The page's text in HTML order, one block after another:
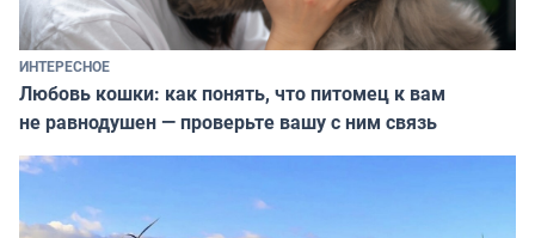
ИНТЕРЕСНОЕ
Любовь кошки: как понять, что питомец к вам
не равнодушен — проверьте вашу с ним связь